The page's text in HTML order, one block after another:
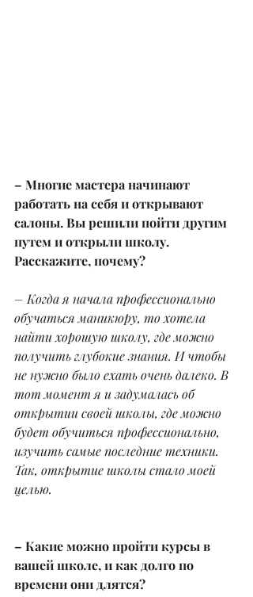
– Многие мастера начинают
работать на себя и открывают
салоны. Вы решили пойти другим
путем и открыли школу.
Расскажите, почему?
– Когда я начала профессионально
обучаться маникюру, то хотела
найти хорошую школу, где можно
получить глубокие знания. И чтобы
не нужно было ехать очень далеко. В
тот момент я и задумалась об
открытии своей школы, где можно
будет обучиться профессионально,
изучить самые последние техники.
Так, открытие школы стало моей
целью.
– Какие можно пройти курсы в
вашей школе, и как долго по
времени они длятся?